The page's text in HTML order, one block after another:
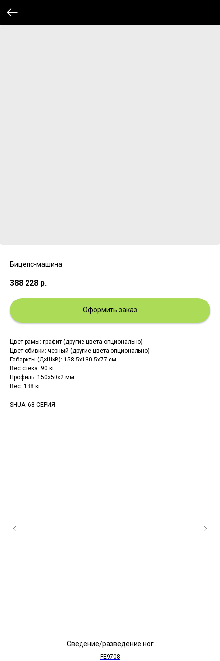
Бицепс-машина
388 228 р.
Оформить заказ
Цвет рамы: графит (другие цвета-опционально)
Цвет обивки: черный (другие цвета-опционально)
Габариты (Д×Ш×В): 158.5x130.5x77 см
Вес стека: 90 кг
Профиль: 150х50х2 мм
Вес: 188 кг
SHUA: 68 СЕРИЯ
Сведение/разведение ног
FE9708